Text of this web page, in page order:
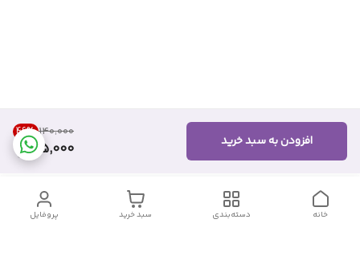
۱۴۰٬۰۰۰ 46%
75,000 افزودن به سبد خرید
پروفایل سبد خرید دسته‌بندی خانه